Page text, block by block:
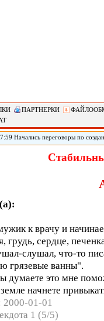
ПАРТНЕРКИ
Начались переговоры по
в максимально
Медведев. «Мы обсуждаем зону
к врачу и
грудь, сердце,
слушал, что-то
грязевые ванны".
это мне
начнете
2000-01-01
1 (5/5)